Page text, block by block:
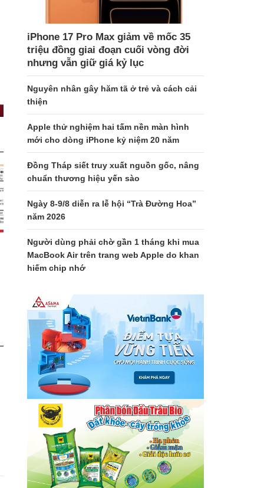
iPhone 17 Pro Max giảm về mốc 35
triệu đồng giai đoạn cuối vòng đời
nhưng vẫn giữ giá kỷ lục
Nguyên nhân gây hăm tã ở trẻ và cách cải
thiện
Apple thử nghiệm hai tấm nền màn hình
mới cho dòng iPhone kỷ niệm 20 năm
Đồng Tháp siết truy xuất nguồn gốc, nâng
chuẩn thương hiệu yến sào
Ngày 8-9/8 diễn ra lễ hội “Trà Đường Hoa”
năm 2026
Người dùng phải chờ gần 1 tháng khi mua
MacBook Air trên trang web Apple do khan
hiếm chip nhớ